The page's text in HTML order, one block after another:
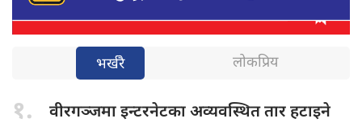
भर्खरै लोकप्रिय
१. वीरगञ्जमा इन्टरनेटकाअव्यवस्थित तार हटाइने